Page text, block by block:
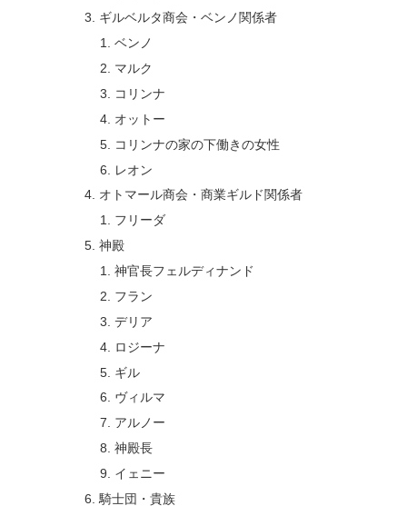
ギルベルタ商会・ベンノ関係者
ベンノ
マルク
コリンナ
オットー
コリンナの家の下働きの女性
レオン
オトマール商会・商業ギルド関係者
フリーダ
神殿
神官長フェルディナンド
フラン
デリア
ロジーナ
ギル
ヴィルマ
アルノー
神殿長
イェニー
騎士団・貴族